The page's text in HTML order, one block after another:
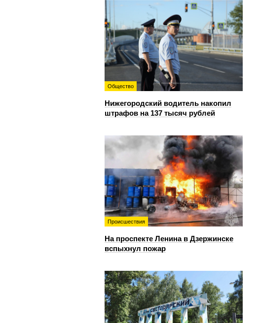
Общество
Нижегородский водитель накопил
штрафов на 137 тысяч рублей
Происшествия
На проспекте Ленина в Дзержинске
вспыхнул пожар